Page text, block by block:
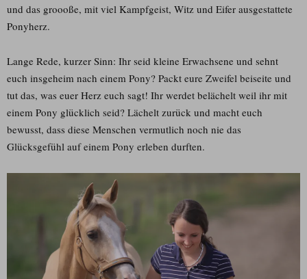
und das groooße, mit viel Kampfgeist, Witz und Eifer ausgestattete
Ponyherz.
Lange Rede, kurzer Sinn: Ihr seid kleine Erwachsene und sehnt
euch insgeheim nach einem Pony? Packt eure Zweifel beiseite und
tut das, was euer Herz euch sagt! Ihr werdet belächelt weil ihr mit
einem Pony glücklich seid? Lächelt zurück und macht euch
bewusst, dass diese Menschen vermutlich noch nie das
Glücksgefühl auf einem Pony erleben durften.